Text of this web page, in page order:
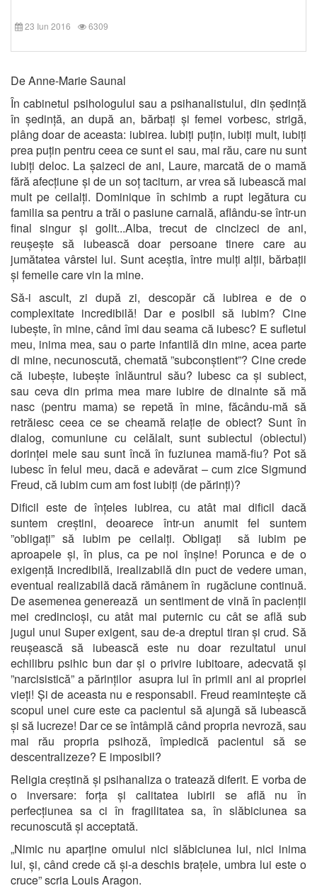
23 Iun 2016 6309
De Anne-Marie Saunal
În cabinetul psihologului sau a psihanalistului, din ședință
în ședință, an după an, bărbați și femei vorbesc, strigă,
plâng doar de aceasta: iubirea. Iubiți puțin, iubiți mult, iubiți
prea puțin pentru ceea ce sunt ei sau, mai rău, care nu sunt
iubiți deloc. La șaizeci de ani, Laure, marcată de o mamă
fără afecțiune și de un soț taciturn, ar vrea să iubească mai
mult pe ceilalți. Dominique în schimb a rupt legătura cu
familia sa pentru a trăi o pasiune carnală, aflându-se într-un
final singur și golit...Alba, trecut de cincizeci de ani,
reușește să iubească doar persoane tinere care au
jumătatea vârstei lui. Sunt aceștia, între mulți alții, bărbații
și femeile care vin la mine.
Să-i ascult, zi după zi, descopăr că iubirea e de o
complexitate incredibilă! Dar e posibil să iubim? Cine
iubește, în mine, când îmi dau seama că iubesc? E sufletul
meu, inima mea, sau o parte infantilă din mine, acea parte
di mine, necunoscută, chemată ”subconștient”? Cine crede
că iubește, iubește înlăuntrul său? Iubesc ca și subiect,
sau ceva din prima mea mare iubire de dinainte să mă
nasc (pentru mama) se repetă în mine, făcându-mă să
retrăiesc ceea ce se cheamă relație de obiect? Sunt în
dialog, comuniune cu celălalt, sunt subiectul (obiectul)
dorinței mele sau sunt încă în fuziunea mamă-fiu? Pot să
iubesc în felul meu, dacă e adevărat – cum zice Sigmund
Freud, că iubim cum am fost iubiți (de părinți)?
Dificil este de înțeles iubirea, cu atât mai dificil dacă
suntem creștini, deoarece într-un anumit fel suntem
”obligați” să iubim pe ceilalți. Obligați să iubim pe
aproapele și, în plus, ca pe noi înșine! Porunca e de o
exigență incredibilă, irealizabilă din puct de vedere uman,
eventual realizabilă dacă rămânem în rugăciune continuă.
De asemenea generează un sentiment de vină în pacienții
mei credincioși, cu atât mai puternic cu cât se află sub
jugul unui Super exigent, sau de-a dreptul tiran și crud. Să
reușească să iubească este nu doar rezultatul unui
echilibru psihic bun dar și o privire iubitoare, adecvată și
”narcisistică” a părinților asupra lui în primii ani ai propriei
vieți! Și de aceasta nu e responsabil. Freud reamintește că
scopul unei cure este ca pacientul să ajungă să iubească
și să lucreze! Dar ce se întâmplă când propria nevroză, sau
mai rău propria psihoză, împiedică pacientul să se
descentralizeze? E imposibil?
Religia creștină și psihanaliza o tratează diferit. E vorba de
o inversare: forța și calitatea iubirii se află nu în
perfecțiunea sa ci în fragilitatea sa, în slăbiciunea sa
recunoscută și acceptată.
„Nimic nu aparține omului nici slăbiciunea lui, nici inima
lui, și, când crede că și-a deschis brațele, umbra lui este o
cruce” scria Louis Aragon.